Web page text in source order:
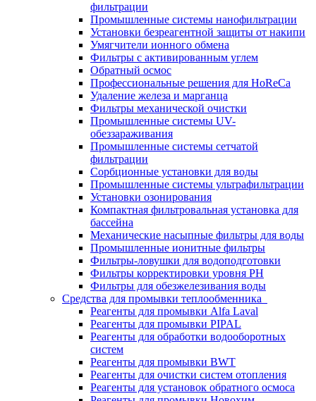
фильтрации
Промышленные системы нанофильтрации
Установки безреагентной защиты от накипи
Умягчители ионного обмена
Фильтры с активированным углем
Обратный осмос
Профессиональные решения для HoReCa
Удаление железа и марганца
Фильтры механической очистки
Промышленные системы UV-
обеззараживания
Промышленные системы сетчатой
фильтрации
Сорбционные установки для воды
Промышленные системы ультрафильтрации
Установки озонирования
Компактная фильтровальная установка для
бассейна
Механические насыпные фильтры для воды
Промышленные ионитные фильтры
Фильтры-ловушки для водоподготовки
Фильтры корректировки уровня PH
Фильтры для обезжелезивания воды
Средства для промывки теплообменника
Реагенты для промывки Alfa Laval
Реагенты для промывки PIPAL
Реагенты для обработки водооборотных
систем
Реагенты для промывки BWT
Реагенты для очистки систем отопления
Реагенты для установок обратного осмоса